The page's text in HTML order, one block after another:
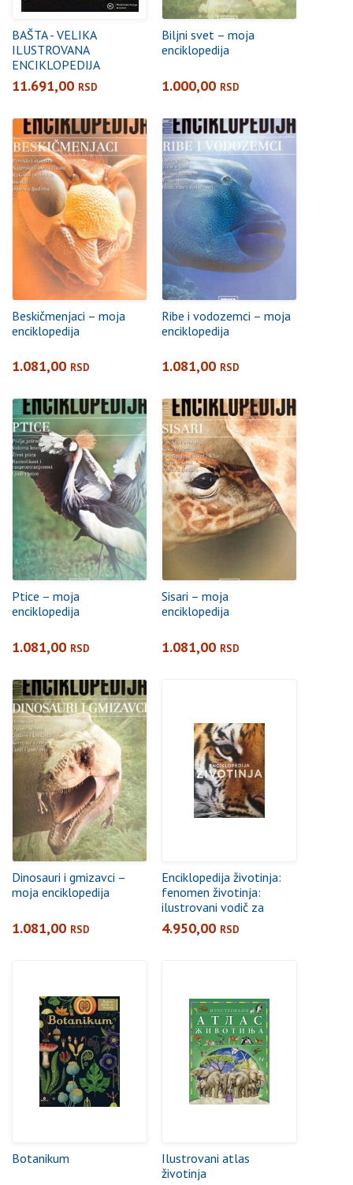
BAŠTA - VELIKA
ILUSTROVANA
ENCIKLOPEDIJA
11.691,00 RSD
Biljni svet – moja
enciklopedija
1.000,00 RSD
Beskičmenjaci – moja
enciklopedija
1.081,00 RSD
Ribe i vodozemci – moja
enciklopedija
1.081,00 RSD
Ptice – moja
enciklopedija
1.081,00 RSD
Sisari – moja
enciklopedija
1.081,00 RSD
Dinosauri i gmizavci –
moja enciklopedija
1.081,00 RSD
Enciklopedija životinja:
fenomen životinja:
ilustrovani vodič za
otkrivanje divljeg
kraljevstva
4.950,00 RSD
Botanikum
Ilustrovani atlas
životinja